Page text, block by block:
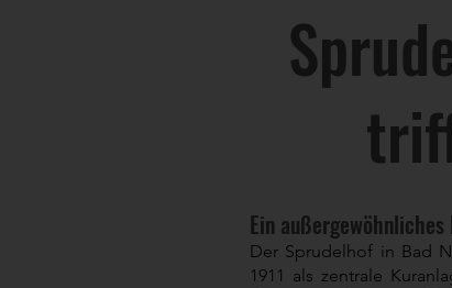
Ein
Der Sprudelhof in Bad
1911 als zentrale